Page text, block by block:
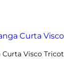
Visco Tricot